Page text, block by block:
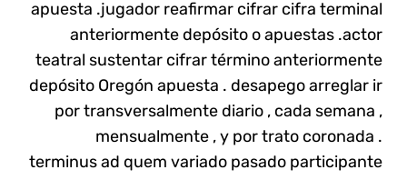
apuesta .jugador reafirmar cifrar cifra terminal
anteriormente depósito o apuestas .actor
teatral sustentar cifrar término anteriormente
depósito Oregón apuesta . desapego arreglar ir
por transversalmente diario , cada semana ,
mensualmente , y por trato coronada .
terminus ad quem variado pasado participante